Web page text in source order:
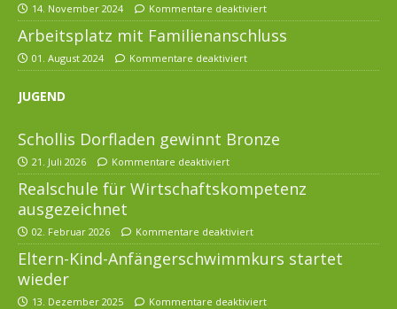
14. November 2024 Kommentare deaktiviert
Arbeitsplatz mit Familienanschluss
01. August 2024 Kommentare deaktiviert
JUGEND
Schollis Dorfladen gewinnt Bronze
21. Juli 2026 Kommentare deaktiviert
Realschule für Wirtschaftskompetenz
ausgezeichnet
02. Februar 2026 Kommentare deaktiviert
Eltern-Kind-Anfängerschwimmkurs startet
wieder
13. Dezember 2025 Kommentare deaktiviert